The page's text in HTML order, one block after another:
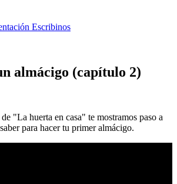
Escribinos
almácigo (capítulo 2)
"La huerta en casa" te mostramos paso a
para hacer tu primer almácigo.